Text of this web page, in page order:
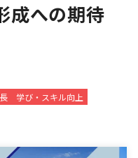
成への期待
学び・スキル向上